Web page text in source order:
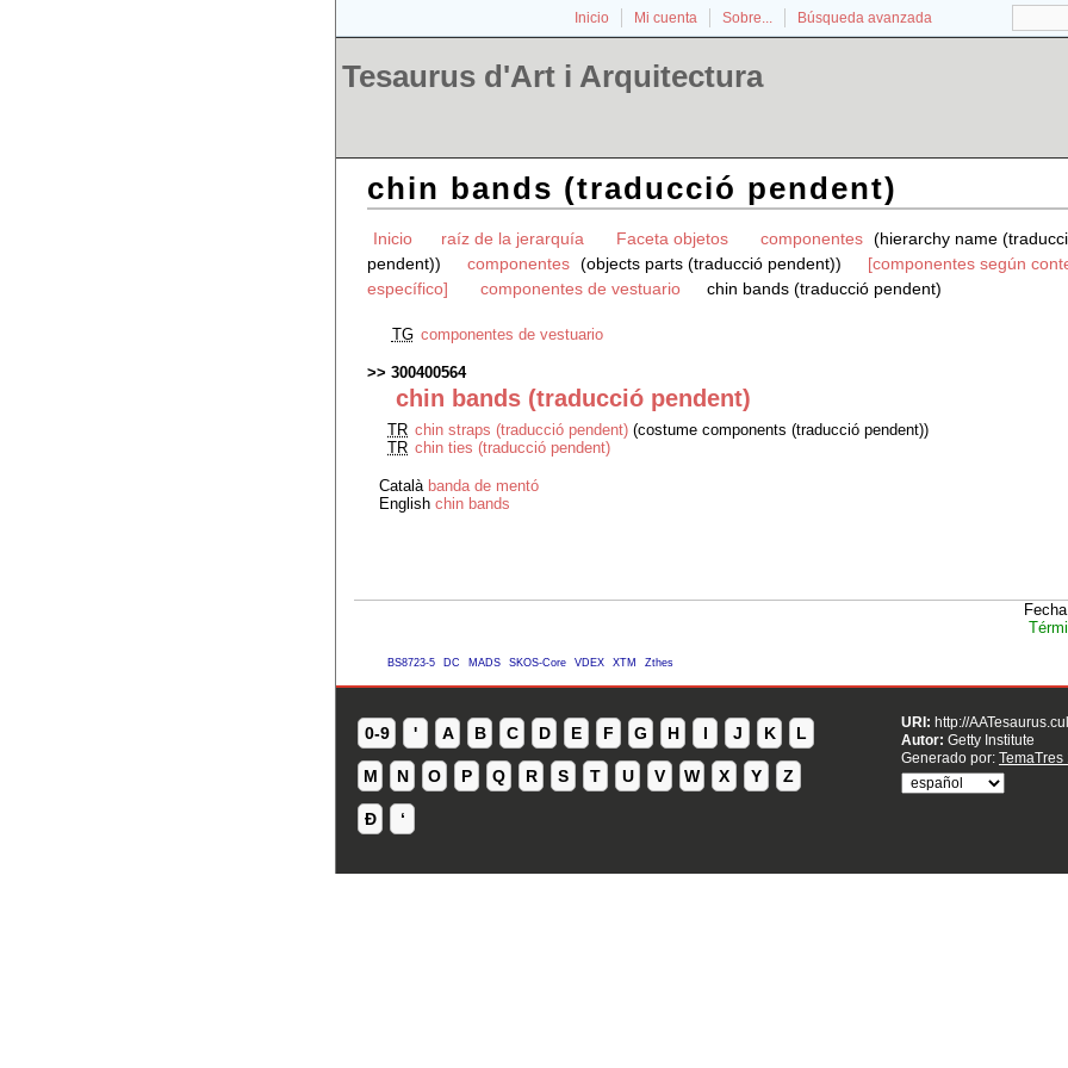
Inicio Mi cuenta Sobre... Búsqueda avanzada
Tesaurus d'Art i Arquitectura
chin bands (traducció pendent)
Inicio raíz de la jerarquía Faceta objetos componentes (hierarchy name
pendent))
componentes (objects parts (traducció pendent))
[componentes según
específico]
componentes de vestuario chin bands (traducció pendent)
TG componentes de vestuario
300400564
chin bands (traducció pendent)
TR chin straps (traducció pendent) (costume components (traducció pendent))
TR chin ties (traducció pendent)
Català banda de mentó
English chin bands
BS8723-5 DC MADS SKOS-Core VDEX XTM Zthes
0-9 ' A B C D E F G H I J K L
M N O P Q R S T U V W X Y Z
Ð ʻ
URI: http://
Autor: Getty Institute
Generado por: TemaTres